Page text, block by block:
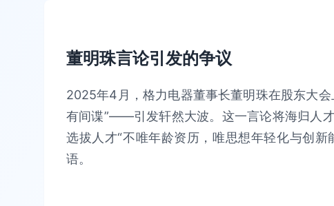
董明珠言论引发的争议
2025年4月，格力电器董事长董明珠在股东大
有间谍”——引发轩然大波。这一言论将海归人
选拔人才“不唯年龄资历，唯思想年轻化与创新
语。